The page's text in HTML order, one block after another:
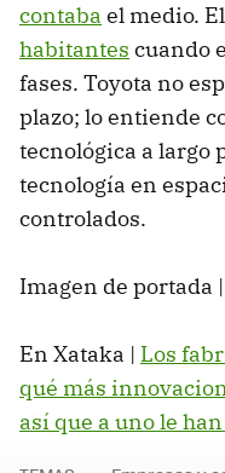
contaba el medio.
habitantes cuando
fases. Toyota no
plazo; lo entiende
tecnológica a largo
tecnología en
controlados.
Imagen de portada
En Xataka | Los
qué más
así que a uno le